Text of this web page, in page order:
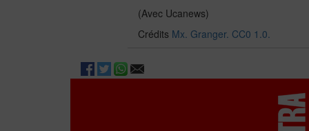
(Avec Ucanews)
Crédits Mx. Granger. CC0 1.0.